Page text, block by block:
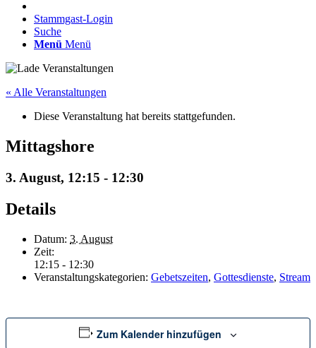
Stammgast-Login
Suche
Menü Menü
« Alle Veranstaltungen
Diese Veranstaltung hat bereits stattgefunden.
Mittagshore
3. August, 12:15 - 12:30
Details
Datum: 3. August
Zeit:
12:15 - 12:30
Veranstaltungskategorien: Gebetszeiten, Gottesdienste, Stream
Zum Kalender hinzufügen